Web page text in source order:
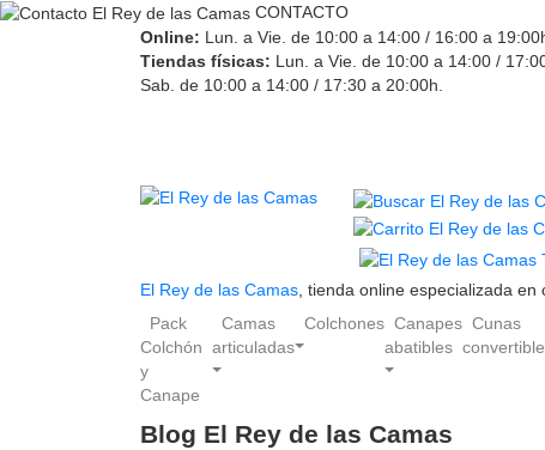
CONTACTO
Online: Lun. a Vie. de 10:00 a 14:00 / 16:00 a
Tiendas físicas: Lun. a Vie. de 10:00 a 14:00 /
Sab. de 10:00 a 14:00 / 17:30 a 20:00h.
El Rey de las Camas , tienda online especializada en
Pack
Colchón
y
Canape
Camas
articuladas
Colchones Canapes
abatibles
Cunas
Blog El Rey de las Camas